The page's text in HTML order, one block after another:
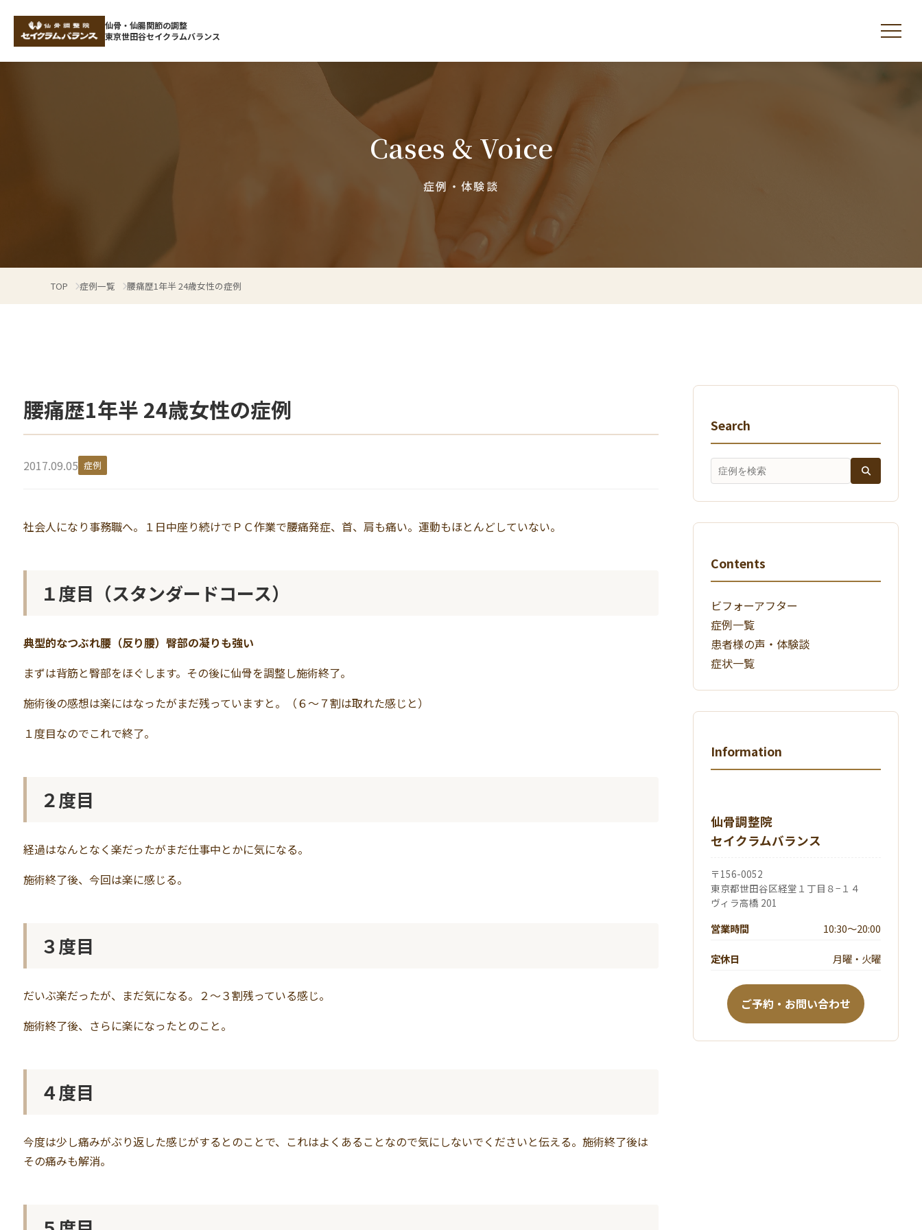
仙骨・仙腸関節の調整
東京世田谷セイクラムバランス
仙骨調整とは
施術について
症例・体験談
Cases & Voice
症例・体験談
TOP 症例一覧 腰痛歴1年半 24歳女性の症例
腰痛歴1年半 24歳女性の症例
2017.09.05 症例
社会人になり事務職へ。１日中座り続けでＰＣ作業で腰痛発症、首、肩も痛い。運動もほとんどしていない。
１度目（スタンダードコース）
典型的なつぶれ腰（反り腰）臀部の凝りも強い
まずは背筋と臀部をほぐします。その後に仙骨を調整し施術終了。
施術後の感想は楽にはなったがまだ残っていますと。（６～７割は取れた感じと）
１度目なのでこれで終了。
２度目
経過はなんとなく楽だったがまだ仕事中とかに気になる。
施術終了後、今回は楽に感じる。
３度目
だいぶ楽だったが、まだ気になる。２～３割残っている感じ。
施術終了後、さらに楽になったとのこと。
４度目
今度は少し痛みがぶり返した感じがするとのことで、これはよくあることなので気にしないでくださいと伝える。施術終了後は
その痛みも解消。
Search
Contents
ビフォーアフター
症例一覧
患者様の声・体験談
症状一覧
Information
仙骨調整院
セイクラムバランス
〒156-0052
東京都世田谷区経堂１丁目８−１４
ヴィラ高橋 201
営業時間 10:30～20:00
定休日 月曜・火曜
ご予約・お問い合わせ